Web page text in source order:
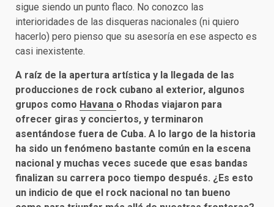
sigue siendo un punto flaco. No conozco las
interioridades de las disqueras nacionales (ni quiero
hacerlo) pero pienso que su asesoría en ese aspecto es
casi inexistente.
A raíz de la apertura artística y la llegada de las
producciones de rock cubano al exterior, algunos
grupos como Havana o Rhodas viajaron para
ofrecer giras y conciertos, y terminaron
asentándose fuera de Cuba. A lo largo de la historia
ha sido un fenómeno bastante común en la escena
nacional y muchas veces sucede que esas bandas
finalizan su carrera poco tiempo después. ¿Es esto
un indicio de que el rock nacional no tan bueno